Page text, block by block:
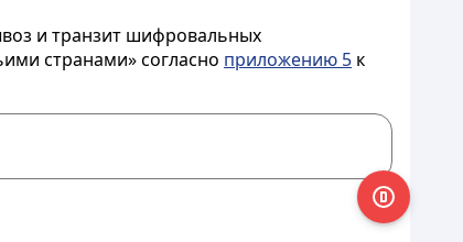
и транзит шифровальных
странами» согласно приложению 5 к